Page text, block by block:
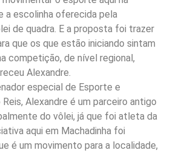
a escolinha oferecida pela
de quadra. E a proposta foi trazer
que os que estão iniciando sintam
competição, de nível regional,
Alexandre.
especial de Esporte e
Alexandre é um parceiro antigo
do vôlei, já que foi atleta da
aqui em Machadinha foi
é um movimento para a localidade,